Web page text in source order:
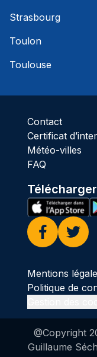
Strasbourg
Toulon
Toulouse
Contact
Certificat
Météo-villes
FAQ
Facebook
Twitter
Mentions
Politique de
@Copyright
Guillaume